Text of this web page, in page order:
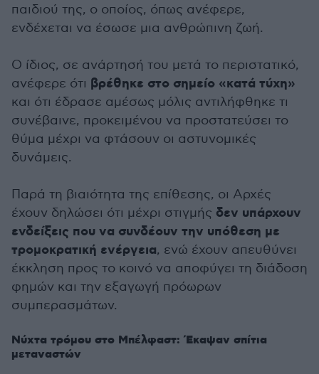
παιδιού της, ο οποίος, όπως ανέφερε,
ενδέχεται να έσωσε μια ανθρώπινη ζωή.
Ο ίδιος, σε ανάρτησή του μετά το περιστατικό,
ανέφερε ότι βρέθηκε στο σημείο «κατά τύχη»
και ότι έδρασε αμέσως μόλις αντιλήφθηκε τι
συνέβαινε, προκειμένου να προστατεύσει το
θύμα μέχρι να φτάσουν οι αστυνομικές
δυνάμεις.
Παρά τη βιαιότητα της επίθεσης, οι Αρχές
έχουν δηλώσει ότι μέχρι στιγμής δεν υπάρχουν
ενδείξεις που να συνδέουν την υπόθεση με
τρομοκρατική ενέργεια, ενώ έχουν απευθύνει
έκκληση προς το κοινό να αποφύγει τη διάδοση
φημών και την εξαγωγή πρόωρων
συμπερασμάτων.
Νύχτα τρόμου στο Μπέλφαστ: Έκαψαν σπίτια
μεταναστών